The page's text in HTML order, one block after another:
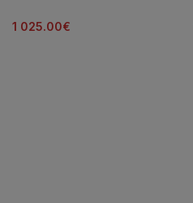
1 025.00€